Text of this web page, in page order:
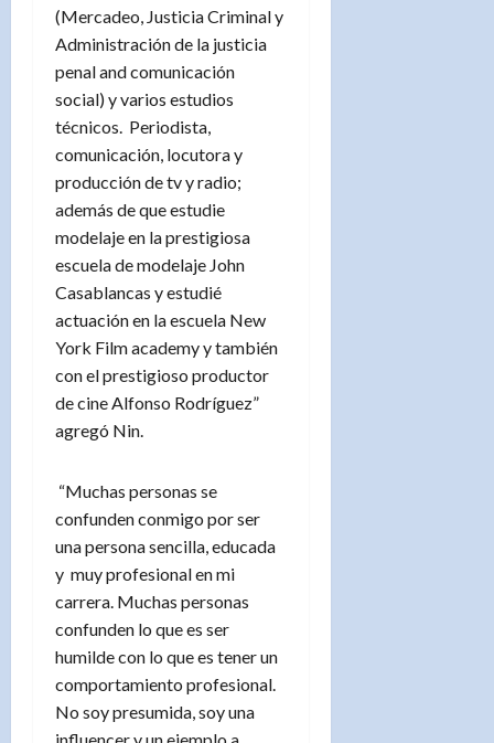
(Mercadeo, Justicia Criminal y
Administración de la justicia
penal and comunicación
social) y varios estudios
técnicos. Periodista,
comunicación, locutora y
producción de tv y radio;
además de que estudie
modelaje en la prestigiosa
escuela de modelaje John
Casablancas y estudié
actuación en la escuela New
York Film academy y también
con el prestigioso productor
de cine Alfonso Rodríguez”
agregó Nin.
“Muchas personas se
confunden conmigo por ser
una persona sencilla, educada
y muy profesional en mi
carrera. Muchas personas
confunden lo que es ser
humilde con lo que es tener un
comportamiento profesional.
No soy presumida, soy una